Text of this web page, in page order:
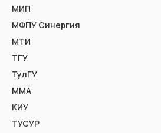
МИП
МФПУ Синергия
МТИ
ТГУ
ТулГУ
ММА
КИУ
ТУСУР